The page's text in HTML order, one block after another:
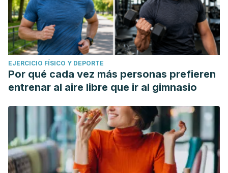
EJERCICIO FÍSICO Y DEPORTE
Por qué cada vez más personas prefieren
entrenar al aire libre que ir al gimnasio